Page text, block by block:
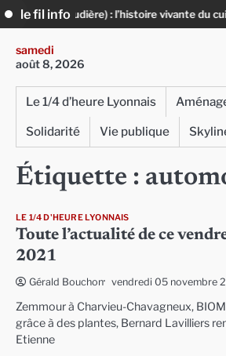
Skip
to
content
le fil info
Baudière) : l’histoire vivante du cuir «
samedi
août 8, 2026
Le 1/4 d’heure Lyonnais
Solidarité
Vie publique
Étiquette :
LE 1/4 D'HEURE LYONNAIS
Toute l’actualité de ce
2021
Gérald Bouchon vendredi 05 novembre
Zemmour à Charvieu-Chavagneux,
grâce à des plantes, Bernard Lavilliers
Etienne